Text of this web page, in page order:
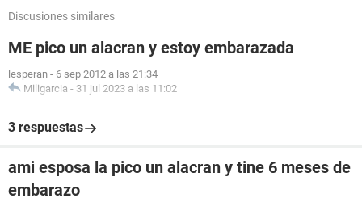
Discusiones similares
ME pico un alacran y estoy embarazada
lesperan - 6 sep 2012 a las 21:34
Miligarcia - 31 jul 2023 a las 11:02
3 respuestas
ami esposa la pico un alacran y tine 6 meses de
embarazo